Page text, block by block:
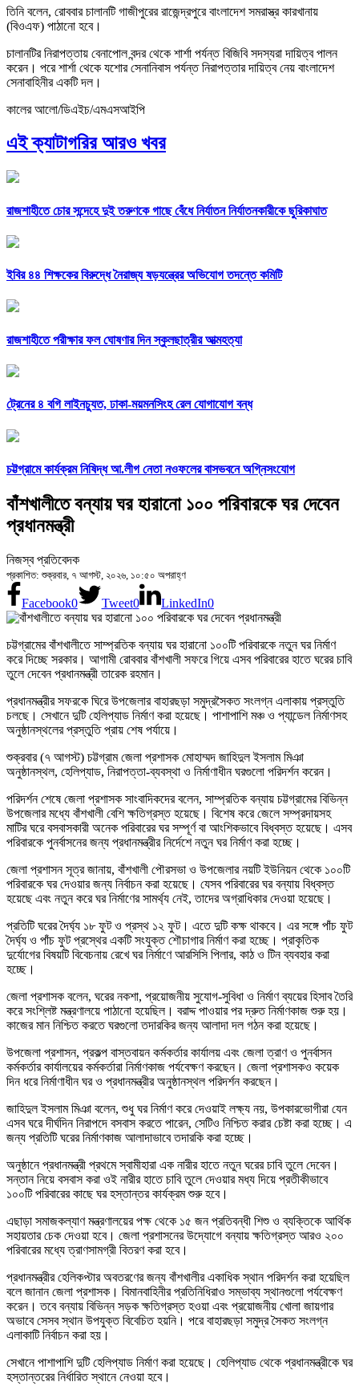
তিনি বলেন, রোববার চালানটি গাজীপুরের রাজেন্দ্রপুরে বাংলাদেশ সমরাস্ত্র কারখানায়
(বিওএফ) পাঠানো হবে।
চালানটির নিরাপত্তায় বেনাপোল বন্দর থেকে শার্শা পর্যন্ত বিজিবি সদস্যরা দায়িত্ব পালন
করেন। পরে শার্শা থেকে যশোর সেনানিবাস পর্যন্ত নিরাপত্তার দায়িত্ব নেয় বাংলাদেশ
সেনাবাহিনীর একটি দল।
কালের আলো/ডিএইচ/এমএসআইপি
এই ক্যাটাগরির আরও খবর
রাজশাহীতে চোর সন্দেহে দুই তরুণকে গাছে বেঁধে নির্যাতন নির্যাতনকারীকে ছুরিকাঘাত
ইবির ৪৪ শিক্ষকের বিরুদ্ধে নৈরাজ্য ষড়যন্ত্রের অভিযোগ তদন্তে কমিটি
রাজশাহীতে পরীক্ষার ফল ঘোষণার দিন স্কুলছাত্রীর আত্মহত্যা
ট্রেনের ৪ বগি লাইনচ্যুত, ঢাকা-ময়মনসিংহ রেল যোগাযোগ বন্ধ
চট্টগ্রামে কার্যক্রম নিষিদ্ধ আ.লীগ নেতা নওফলের বাসভবনে অগ্নিসংযোগ
বাঁশখালীতে বন্যায় ঘর হারানো ১০০ পরিবারকে ঘর দেবেন
প্রধানমন্ত্রী
নিজস্ব প্রতিবেদক
প্রকাশিত: শুক্রবার, ৭ আগস্ট, ২০২৬, ১০:৫০ অপরাহ্ণ
Facebook0 Tweet0 LinkedIn0
চট্টগ্রামের বাঁশখালীতে সাম্প্রতিক বন্যায় ঘর হারানো ১০০টি পরিবারকে নতুন ঘর নির্মাণ
করে দিচ্ছে সরকার। আগামী রোববার বাঁশখালী সফরে গিয়ে এসব পরিবারের হাতে ঘরের চাবি
তুলে দেবেন প্রধানমন্ত্রী তারেক রহমান।
প্রধানমন্ত্রীর সফরকে ঘিরে উপজেলার বাহারছড়া সমুদ্রসৈকত সংলগ্ন এলাকায় প্রস্তুতি
চলছে। সেখানে দুটি হেলিপ্যাড নির্মাণ করা হয়েছে। পাশাপাশি মঞ্চ ও প্যান্ডেল নির্মাণসহ
অনুষ্ঠানস্থলের প্রস্তুতি প্রায় শেষ পর্যায়ে।
শুক্রবার (৭ আগস্ট) চট্টগ্রাম জেলা প্রশাসক মোহাম্মদ জাহিদুল ইসলাম মিঞা
অনুষ্ঠানস্থল, হেলিপ্যাড, নিরাপত্তা-ব্যবস্থা ও নির্মাণাধীন ঘরগুলো পরিদর্শন করেন।
পরিদর্শন শেষে জেলা প্রশাসক সাংবাদিকদের বলেন, সাম্প্রতিক বন্যায় চট্টগ্রামের বিভিন্ন
উপজেলার মধ্যে বাঁশখালী বেশি ক্ষতিগ্রস্ত হয়েছে। বিশেষ করে জেলে সম্প্রদায়সহ
মাটির ঘরে বসবাসকারী অনেক পরিবারের ঘর সম্পূর্ণ বা আংশিকভাবে বিধ্বস্ত হয়েছে। এসব
পরিবারকে পুনর্বাসনের জন্য প্রধানমন্ত্রীর নির্দেশে নতুন ঘর নির্মাণ করা হচ্ছে।
জেলা প্রশাসন সূত্র জানায়, বাঁশখালী পৌরসভা ও উপজেলার নয়টি ইউনিয়ন থেকে ১০০টি
পরিবারকে ঘর দেওয়ার জন্য নির্বাচন করা হয়েছে। যেসব পরিবারের ঘর বন্যায় বিধ্বস্ত
হয়েছে এবং নতুন করে ঘর নির্মাণের সামর্থ্য নেই, তাদের অগ্রাধিকার দেওয়া হয়েছে।
প্রতিটি ঘরের দৈর্ঘ্য ১৮ ফুট ও প্রস্থ ১২ ফুট। এতে দুটি কক্ষ থাকবে। এর সঙ্গে পাঁচ ফুট
দৈর্ঘ্য ও পাঁচ ফুট প্রস্থের একটি সংযুক্ত শৌচাগার নির্মাণ করা হচ্ছে। প্রাকৃতিক
দুর্যোগের বিষয়টি বিবেচনায় রেখে ঘর নির্মাণে আরসিসি পিলার, কাঠ ও টিন ব্যবহার করা
হচ্ছে।
জেলা প্রশাসক বলেন, ঘরের নকশা, প্রয়োজনীয় সুযোগ-সুবিধা ও নির্মাণ ব্যয়ের হিসাব তৈরি
করে সংশ্লিষ্ট মন্ত্রণালয়ে পাঠানো হয়েছিল। বরাদ্দ পাওয়ার পর দ্রুত নির্মাণকাজ শুরু হয়।
কাজের মান নিশ্চিত করতে ঘরগুলো তদারকির জন্য আলাদা দল গঠন করা হয়েছে।
উপজেলা প্রশাসন, প্রকল্প বাস্তবায়ন কর্মকর্তার কার্যালয় এবং জেলা ত্রাণ ও পুনর্বাসন
কর্মকর্তার কার্যালয়ের কর্মকর্তারা নির্মাণকাজ পর্যবেক্ষণ করছেন। জেলা প্রশাসকও কয়েক
দিন ধরে নির্মাণাধীন ঘর ও প্রধানমন্ত্রীর অনুষ্ঠানস্থল পরিদর্শন করছেন।
জাহিদুল ইসলাম মিঞা বলেন, শুধু ঘর নির্মাণ করে দেওয়াই লক্ষ্য নয়, উপকারভোগীরা যেন
এসব ঘরে দীর্ঘদিন নিরাপদে বসবাস করতে পারেন, সেটিও নিশ্চিত করার চেষ্টা করা হচ্ছে। এ
জন্য প্রতিটি ঘরের নির্মাণকাজ আলাদাভাবে তদারকি করা হচ্ছে।
অনুষ্ঠানে প্রধানমন্ত্রী প্রথমে স্বামীহারা এক নারীর হাতে নতুন ঘরের চাবি তুলে দেবেন।
সন্তান নিয়ে বসবাস করা ওই নারীর হাতে চাবি তুলে দেওয়ার মধ্য দিয়ে প্রতীকীভাবে
১০০টি পরিবারের কাছে ঘর হস্তান্তর কার্যক্রম শুরু হবে।
এছাড়া সমাজকল্যাণ মন্ত্রণালয়ের পক্ষ থেকে ১৫ জন প্রতিবন্ধী শিশু ও ব্যক্তিকে আর্থিক
সহায়তার চেক দেওয়া হবে। জেলা প্রশাসনের উদ্যোগে বন্যায় ক্ষতিগ্রস্ত আরও ২০০
পরিবারের মধ্যে ত্রাণসামগ্রী বিতরণ করা হবে।
প্রধানমন্ত্রীর হেলিকপ্টার অবতরণের জন্য বাঁশখালীর একাধিক স্থান পরিদর্শন করা হয়েছিল
বলে জানান জেলা প্রশাসক। বিমানবাহিনীর প্রতিনিধিরাও সম্ভাব্য স্থানগুলো পর্যবেক্ষণ
করেন। তবে বন্যায় বিভিন্ন সড়ক ক্ষতিগ্রস্ত হওয়া এবং প্রয়োজনীয় খোলা জায়গার
অভাবে সেসব স্থান উপযুক্ত বিবেচিত হয়নি। পরে বাহারছড়া সমুদ্র সৈকত সংলগ্ন
এলাকাটি নির্বাচন করা হয়।
সেখানে পাশাপাশি দুটি হেলিপ্যাড নির্মাণ করা হয়েছে। হেলিপ্যাড থেকে প্রধানমন্ত্রীকে ঘর
হস্তান্তরের নির্ধারিত স্থানে নেওয়া হবে।